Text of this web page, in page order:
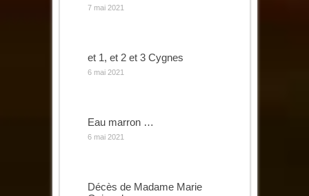
7 mai 2021
et 1, et 2 et 3 Cygnes
6 mai 2021
Eau marron …
6 mai 2021
Décès de Madame Marie